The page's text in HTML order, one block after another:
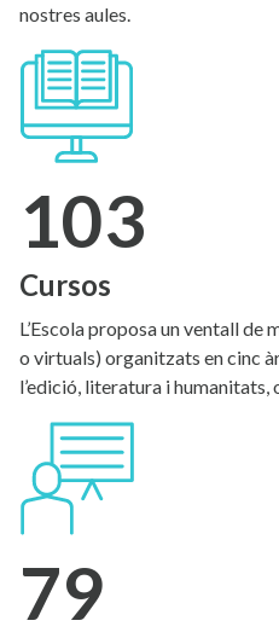
nostres aules.
103
Cursos
L’Escola proposa un ventall de
o virtuals) organitzats en cinc
l’edició, literatura i
79